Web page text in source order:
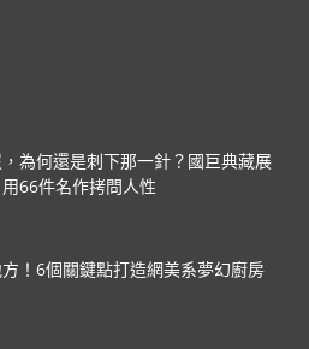
為何還是刺下那一針？國巨典藏展
用66件名作拷問人性
！6個關鍵點打造網美系夢幻廚房